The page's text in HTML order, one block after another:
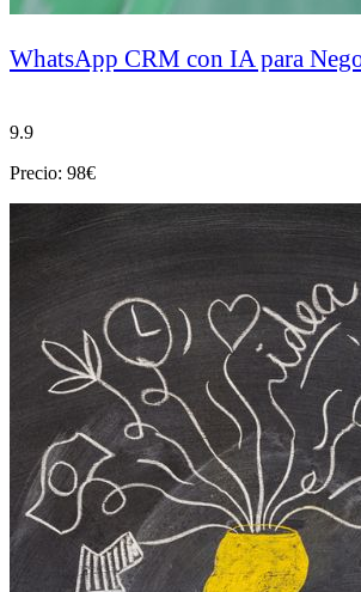
WhatsApp CRM con IA para
9.9
Precio: 98€